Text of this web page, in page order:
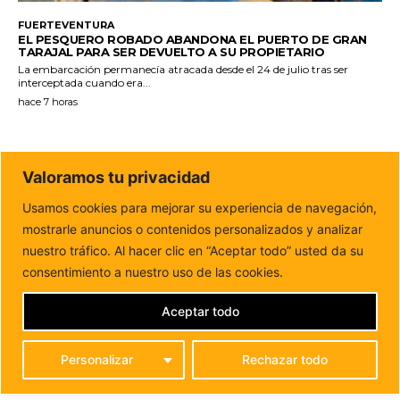
FUERTEVENTURA
EL PESQUERO ROBADO ABANDONA EL PUERTO DE GRAN
TARAJAL PARA SER DEVUELTO A SU PROPIETARIO
La embarcación permanecía atracada desde el 24 de julio tras ser
interceptada cuando era...
hace 7 horas